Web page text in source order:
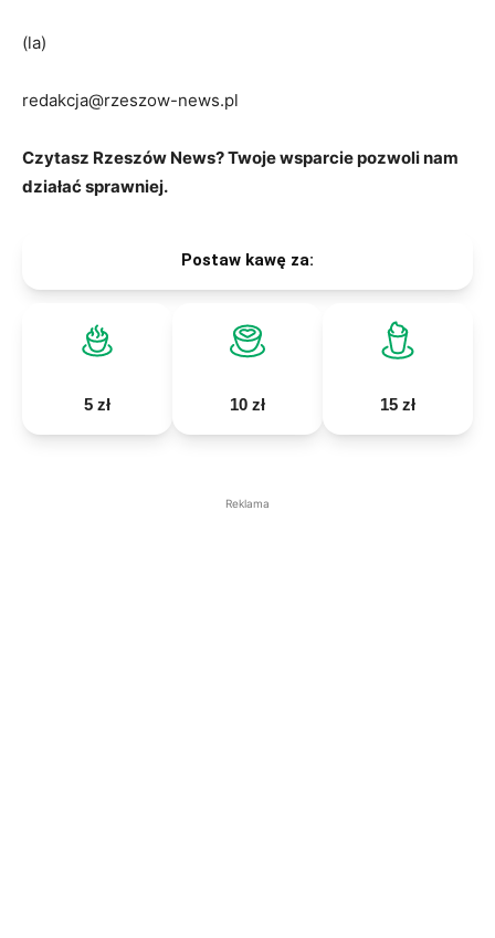
(la)
redakcja@rzeszow-news.pl
Czytasz Rzeszów News? Twoje wsparcie pozwoli nam
działać sprawniej.
Postaw kawę za:
5 zł 10 zł 15 zł
Reklama